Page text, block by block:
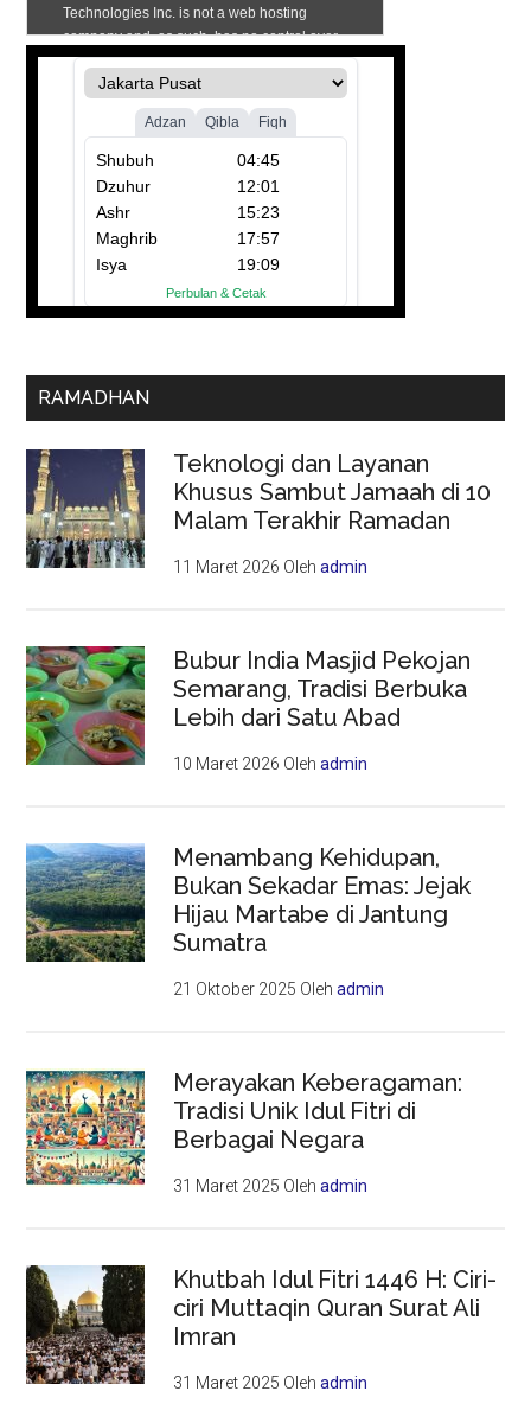
RAMADHAN
Teknologi dan Layanan
Khusus Sambut Jamaah di 10
Malam Terakhir Ramadan
11 Maret 2026 Olehadmin
Bubur India Masjid Pekojan
Semarang, Tradisi Berbuka
Lebih dari Satu Abad
10 Maret 2026 Olehadmin
Menambang Kehidupan,
Bukan Sekadar Emas: Jejak
Hijau Martabe di Jantung
Sumatra
21 Oktober 2025 Olehadmin
Merayakan Keberagaman:
Tradisi Unik Idul Fitri di
Berbagai Negara
31 Maret 2025 Olehadmin
Khutbah Idul Fitri 1446 H: Ciri-
ciri Muttaqin Quran Surat Ali
Imran
31 Maret 2025 Olehadmin